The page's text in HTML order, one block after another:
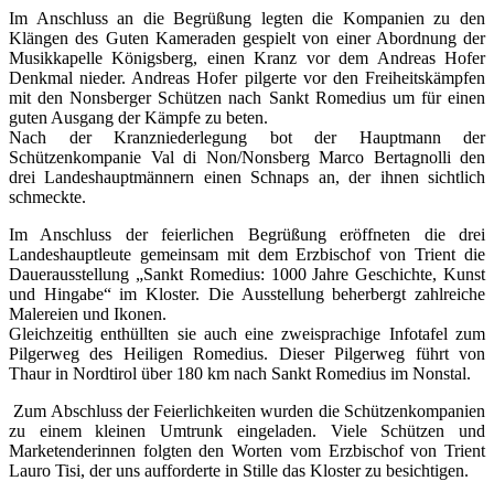
Im Anschluss an die Begrüßung legten die Kompanien zu den
Klängen des Guten Kameraden gespielt von einer Abordnung der
Musikkapelle Königsberg, einen Kranz vor dem Andreas Hofer
Denkmal nieder. Andreas Hofer pilgerte vor den Freiheitskämpfen
mit den Nonsberger Schützen nach Sankt Romedius um für einen
guten Ausgang der Kämpfe zu beten.
Nach der Kranzniederlegung bot der Hauptmann der
Schützenkompanie Val di Non/Nonsberg Marco Bertagnolli den
drei Landeshauptmännern einen Schnaps an, der ihnen sichtlich
schmeckte.
Im Anschluss der feierlichen Begrüßung eröffneten die drei
Landeshauptleute gemeinsam mit dem Erzbischof von Trient die
Dauerausstellung „Sankt Romedius: 1000 Jahre Geschichte, Kunst
und Hingabe“ im Kloster. Die Ausstellung beherbergt zahlreiche
Malereien und Ikonen.
Gleichzeitig enthüllten sie auch eine zweisprachige Infotafel zum
Pilgerweg des Heiligen Romedius. Dieser Pilgerweg führt von
Thaur in Nordtirol über 180 km nach Sankt Romedius im Nonstal.
Zum Abschluss der Feierlichkeiten wurden die Schützenkompanien
zu einem kleinen Umtrunk eingeladen. Viele Schützen und
Marketenderinnen folgten den Worten vom Erzbischof von Trient
Lauro Tisi, der uns aufforderte in Stille das Kloster zu besichtigen.